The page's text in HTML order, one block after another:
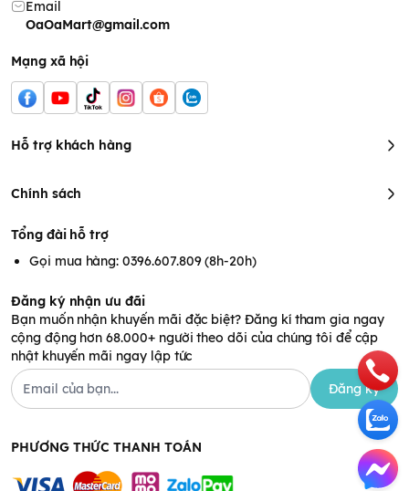
Email
OaOaMart@gmail.com
Mạng xã hội
Hỗ trợ khách hàng
Chính sách
Tổng đài hỗ trợ
Gọi mua hàng: 0396.607.809 (8h-20h)
Đăng ký nhận ưu đãi
Bạn muốn nhận khuyến mãi đặc biệt? Đăng kí tham gia ngay
cộng động hơn 68.000+ người theo dõi của chúng tôi để cập
nhật khuyến mãi ngay lập tức
Đăng ký
PHƯƠNG THỨC THANH TOÁN